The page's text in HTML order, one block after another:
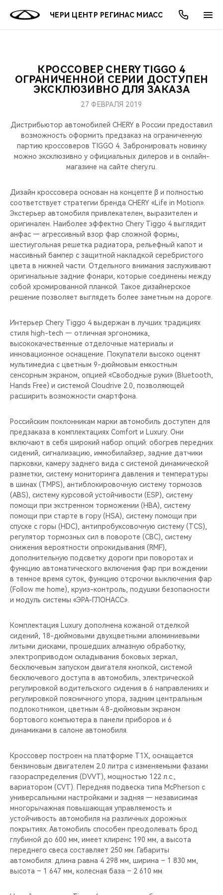
ЧЕРИ ЦЕНТР РЕГИНАС МИАСС
МОДЕЛИ
КРОССОВЕРЫ
СЕДАНЫ
НОВИНКИ
ПОКУПАТЕЛЯМ
КРЕДИТ И СТРАХОВАНИЕ
ВЛАДЕЛЬЦАМ
ЗАПЧАСТИ И АКСЕССУАРЫ
ПОДДЕРЖКА
МИР CHERY
О БРЕНДЕ
CHERY В СОЦСЕТЯХ
CHERY REMOTE
CHERY И СПОРТ
НАШИ МЕРОПРИЯТИЯ
ВИДЕООБЗОРЫ
CHERY ДЛЯ ДЕТЕЙ
АКЦИИ
ОНЛАЙН СЕРВИСЫ
КРЕДИТ
О КОМПАНИИ
МЫ В СОЦСЕТЯХ
КРОССОВЕР CHERY TIGGO 4
ОГРАНИЧЕННОЙ СЕРИИ ДОСТУПЕН
ЭКСКЛЮЗИВНО ДЛЯ ЗАКАЗА
27 ФЕВРАЛЯ 2019
Дистрибьютор автомобилей CHERY в России предоставил
возможность оформить предзаказ на ограниченную
партию кроссоверов TIGGO 4. Забронировать новинку
можно эксклюзивно у официальных дилеров и в онлайн-
магазине на сайте chery.ru.
Дизайн кроссовера основан на концепте β и полностью
соответствует стратегии бренда CHERY «Life in Motion».
Экстерьер автомобиля привлекателен, выразителен и
оригинален. Наиболее эффектно Chery Tiggo 4 выглядит
анфас — агрессивный взор фар сложной формы,
шестиугольная решетка радиатора, рельефный капот и
массивный бампер с защитной накладкой серебристого
цвета в нижней части. Отдельного внимания заслуживают
оригинальные задние фонари, которые соединены между
собой хромированной планкой. Такое дизайнерское
решение позволяет выглядеть более заметным на дороге.
Интерьер Chery Tiggo 4 выдержан в лучших традициях
стиля high-tech — отличная эргономика,
высококачественные отделочные материалы и
инновационное оснащение. Покупатели высоко оценят
мультимедиа с цветным 9-дюймовым емкостным
сенсорным экраном, опцией «Свободные руки» (Bluetooth,
Hands Free) и системой Cloudrive 2.0, позволяющей
расширить возможности смартфона.
Российским поклонникам марки автомобиль доступен для
предзаказа в комплектациях Comfort и Luxury. Они
включают в себя широкий набор опций: обогрев передних
сидений, сигнализацию, иммобилайзер, задние датчики
парковки, камеру заднего вида с системой динамической
разметки, систему мониторинга давления и температуры
в шинах (TMPS), антиблокировочную систему тормозов
(ABS), систему курсовой устойчивости (ESP), систему
помощи при экстренном торможении (HBA), систему
помощи при старте в гору (HSA), систему помощи при
спуске с горы (HDC), антипробуксовочную систему (TCS),
регулятор тормозных сил в повороте (CBC), систему
снижения вероятности опрокидывания (RMF),
дополнительную подсветку дороги при поворотах и
функцию автоматического включения фар при вождении
в темное время суток, функцию отсрочки выключения фар
(Follow me home), круиз-контроль, подушки безопасности
и модуль системы «ЭРА-ГЛОНАСС».
Комплектация Luxury дополнена кожаной отделкой
сидений, 18-дюймовыми двухцветными алюминиевыми
литыми дисками, прошедших алмазную обработку,
электроприводом складывания боковых зеркал,
бесключевым запуском двигателя кнопкой, системой
бесключевого доступа в автомобиль, электрической
регулировкой водительского сидения в 6 направлениях и
регулировкой поясничного упора, задним центральным
подлокотником, цветным 4.8-дюймовым экраном
бортового компьютера в панели приборов и 6
динамиками в салоне автомобиля.
Кроссовер построен на платформе T1X, оснащается
бензиновым двигателем 2.0 литра с изменяемыми фазами
газораспределения (DVVT), мощностью 122 л.с.,
вариатором (CVT). Передняя подвеска типа McPherson с
универсальными настройками и задняя — независимая
многорычажная повышающая управляемость и
устойчивость автомобиля на различных дорожных
покрытиях. Автомобиль способен преодолевать брод
глубиной до 600 мм, имеет клиренс 190 мм, а высота
переднего свеса составляет 250 мм. Габариты
автомобиля: длина равна 4 298 мм, ширина – 1 830 мм,
высота – 1 647 мм, колесная база – 2 610 мм.